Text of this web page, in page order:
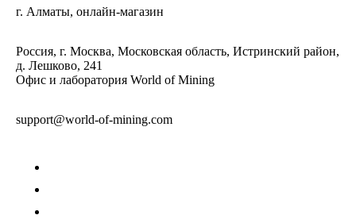
г. Алматы, онлайн-магазин
Россия, г. Москва, Московская область, Истринский район,
д. Лешково, 241
Офис и лаборатория World of Mining
support@world-of-mining.com